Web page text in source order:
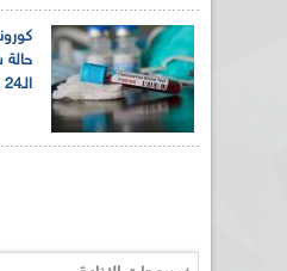
الـ24 ساعة الأخيرة